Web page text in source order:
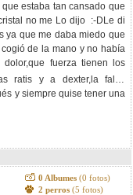
estaba tan cansado que
no me Lo dijo :-DLe di
ya que me daba miedo que
de la mano y no había
fuerza tienen los
ratis y a dexter,la falsa
y siempre quise tener una
0 Albumes (0 fotos)
2 perros (5 fotos)